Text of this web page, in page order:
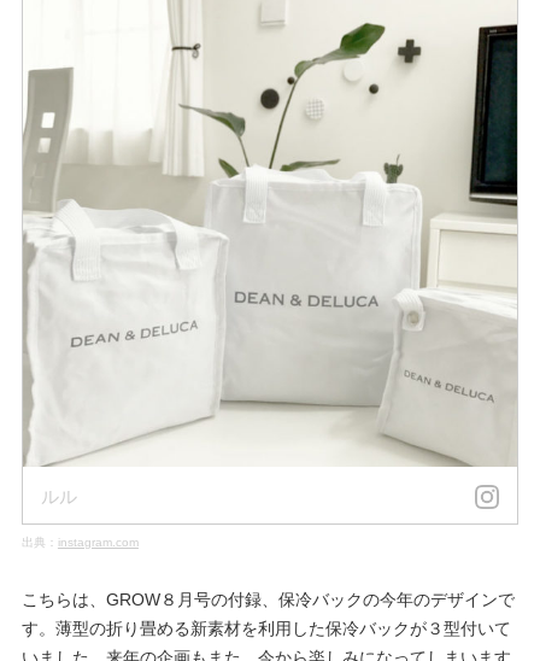
ルル
出典： instagram.com
こちらは、GROW８月号の付録、保冷バックの今年のデザインで
す。薄型の折り畳める新素材を利用した保冷バックが３型付いて
いました。来年の企画もまた、今から楽しみになってしまいます